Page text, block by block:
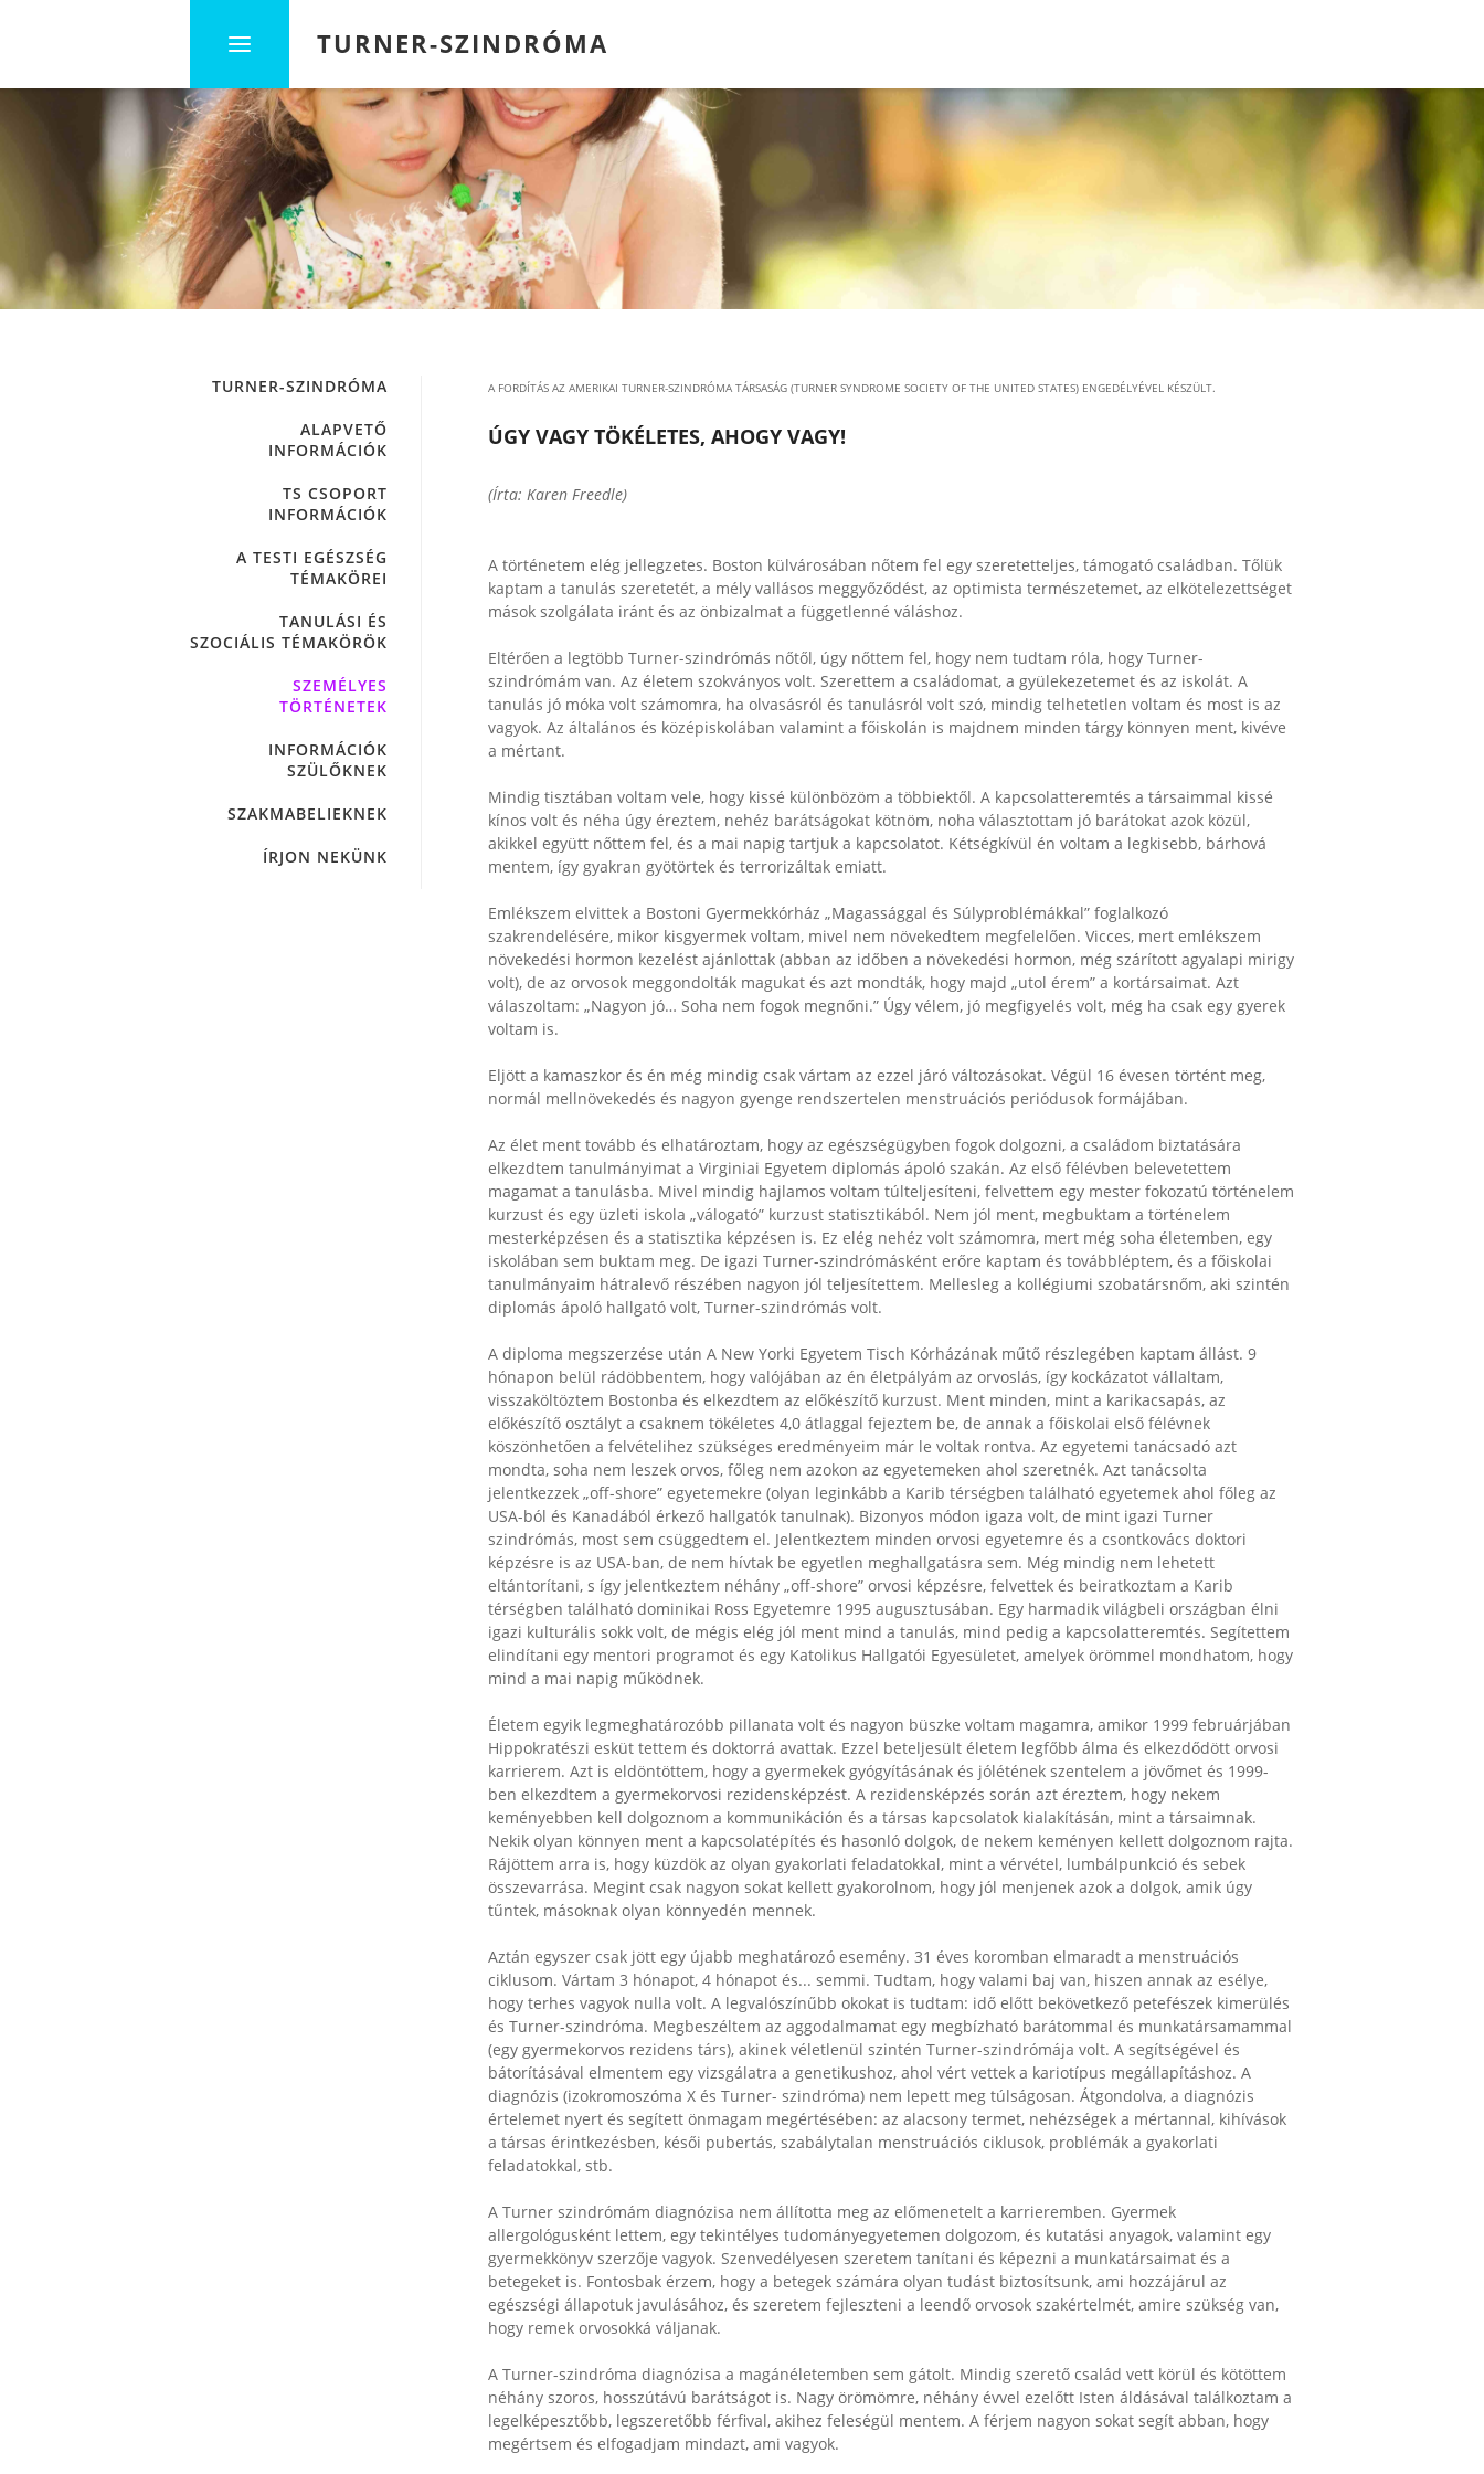
TURNER-SZINDRÓMA
TURNER-SZINDRÓMA
ALAPVETŐ
INFORMÁCIÓK
TS CSOPORT
INFORMÁCIÓK
A TESTI EGÉSZSÉG
TÉMAKÖREI
TANULÁSI ÉS
SZOCIÁLIS TÉMAKÖRÖK
SZEMÉLYES
TÖRTÉNETEK
INFORMÁCIÓK
SZÜLŐKNEK
SZAKMABELIEKNEK
ÍRJON NEKÜNK
A FORDÍTÁS AZ AMERIKAI TURNER-SZINDRÓMA TÁRSASÁG (TURNER SYNDROME SOCIETY OF THE UNITED STATES) ENGEDÉLYÉVEL KÉSZÜLT.
ÚGY VAGY TÖKÉLETES, AHOGY VAGY!
(Írta: Karen Freedle)
A történetem elég jellegzetes. Boston külvárosában nőtem fel egy szeretetteljes, támogató családban. Tőlük
kaptam a tanulás szeretetét, a mély vallásos meggyőződést, az optimista természetemet, az elkötelezettséget
mások szolgálata iránt és az önbizalmat a függetlenné váláshoz.
Eltérően a legtöbb Turner-szindrómás nőtől, úgy nőttem fel, hogy nem tudtam róla, hogy Turner-
szindrómám van. Az életem szokványos volt. Szerettem a családomat, a gyülekezetemet és az iskolát. A
tanulás jó móka volt számomra, ha olvasásról és tanulásról volt szó, mindig telhetetlen voltam és most is az
vagyok. Az általános és középiskolában valamint a főiskolán is majdnem minden tárgy könnyen ment, kivéve
a mértant.
Mindig tisztában voltam vele, hogy kissé különbözöm a többiektől. A kapcsolatteremtés a társaimmal kissé
kínos volt és néha úgy éreztem, nehéz barátságokat kötnöm, noha választottam jó barátokat azok közül,
akikkel együtt nőttem fel, és a mai napig tartjuk a kapcsolatot. Kétségkívül én voltam a legkisebb, bárhová
mentem, így gyakran gyötörtek és terrorizáltak emiatt.
Emlékszem elvittek a Bostoni Gyermekkórház „Magassággal és Súlyproblémákkal” foglalkozó
szakrendelésére, mikor kisgyermek voltam, mivel nem növekedtem megfelelően. Vicces, mert emlékszem
növekedési hormon kezelést ajánlottak (abban az időben a növekedési hormon, még szárított agyalapi mirigy
volt), de az orvosok meggondolták magukat és azt mondták, hogy majd „utol érem” a kortársaimat. Azt
válaszoltam: „Nagyon jó… Soha nem fogok megnőni.” Úgy vélem, jó megfigyelés volt, még ha csak egy gyerek
voltam is.
Eljött a kamaszkor és én még mindig csak vártam az ezzel járó változásokat. Végül 16 évesen történt meg,
normál mellnövekedés és nagyon gyenge rendszertelen menstruációs periódusok formájában.
Az élet ment tovább és elhatároztam, hogy az egészségügyben fogok dolgozni, a családom biztatására
elkezdtem tanulmányimat a Virginiai Egyetem diplomás ápoló szakán. Az első félévben belevetettem
magamat a tanulásba. Mivel mindig hajlamos voltam túlteljesíteni, felvettem egy mester fokozatú történelem
kurzust és egy üzleti iskola „válogató” kurzust statisztikából. Nem jól ment, megbuktam a történelem
mesterképzésen és a statisztika képzésen is. Ez elég nehéz volt számomra, mert még soha életemben, egy
iskolában sem buktam meg. De igazi Turner-szindrómásként erőre kaptam és továbbléptem, és a főiskolai
tanulmányaim hátralevő részében nagyon jól teljesítettem. Mellesleg a kollégiumi szobatársnőm, aki szintén
diplomás ápoló hallgató volt, Turner-szindrómás volt.
A diploma megszerzése után A New Yorki Egyetem Tisch Kórházának műtő részlegében kaptam állást. 9
hónapon belül rádöbbentem, hogy valójában az én életpályám az orvoslás, így kockázatot vállaltam,
visszaköltöztem Bostonba és elkezdtem az előkészítő kurzust. Ment minden, mint a karikacsapás, az
előkészítő osztályt a csaknem tökéletes 4,0 átlaggal fejeztem be, de annak a főiskolai első félévnek
köszönhetően a felvételihez szükséges eredményeim már le voltak rontva. Az egyetemi tanácsadó azt
mondta, soha nem leszek orvos, főleg nem azokon az egyetemeken ahol szeretnék. Azt tanácsolta
jelentkezzek „off-shore” egyetemekre (olyan leginkább a Karib térségben található egyetemek ahol főleg az
USA-ból és Kanadából érkező hallgatók tanulnak). Bizonyos módon igaza volt, de mint igazi Turner
szindrómás, most sem csüggedtem el. Jelentkeztem minden orvosi egyetemre és a csontkovács doktori
képzésre is az USA-ban, de nem hívtak be egyetlen meghallgatásra sem. Még mindig nem lehetett
eltántorítani, s így jelentkeztem néhány „off-shore” orvosi képzésre, felvettek és beiratkoztam a Karib
térségben található dominikai Ross Egyetemre 1995 augusztusában. Egy harmadik világbeli országban élni
igazi kulturális sokk volt, de mégis elég jól ment mind a tanulás, mind pedig a kapcsolatteremtés. Segítettem
elindítani egy mentori programot és egy Katolikus Hallgatói Egyesületet, amelyek örömmel mondhatom, hogy
mind a mai napig működnek.
Életem egyik legmeghatározóbb pillanata volt és nagyon büszke voltam magamra, amikor 1999 februárjában
Hippokratészi esküt tettem és doktorrá avattak. Ezzel beteljesült életem legfőbb álma és elkezdődött orvosi
karrierem. Azt is eldöntöttem, hogy a gyermekek gyógyításának és jólétének szentelem a jövőmet és 1999-
ben elkezdtem a gyermekorvosi rezidensképzést. A rezidensképzés során azt éreztem, hogy nekem
keményebben kell dolgoznom a kommunikáción és a társas kapcsolatok kialakításán, mint a társaimnak.
Nekik olyan könnyen ment a kapcsolatépítés és hasonló dolgok, de nekem keményen kellett dolgoznom rajta.
Rájöttem arra is, hogy küzdök az olyan gyakorlati feladatokkal, mint a vérvétel, lumbálpunkció és sebek
összevarrása. Megint csak nagyon sokat kellett gyakorolnom, hogy jól menjenek azok a dolgok, amik úgy
tűntek, másoknak olyan könnyedén mennek.
Aztán egyszer csak jött egy újabb meghatározó esemény. 31 éves koromban elmaradt a menstruációs
ciklusom. Vártam 3 hónapot, 4 hónapot és... semmi. Tudtam, hogy valami baj van, hiszen annak az esélye,
hogy terhes vagyok nulla volt. A legvalószínűbb okokat is tudtam: idő előtt bekövetkező petefészek kimerülés
és Turner-szindróma. Megbeszéltem az aggodalmamat egy megbízható barátommal és munkatársamammal
(egy gyermekorvos rezidens társ), akinek véletlenül szintén Turner-szindrómája volt. A segítségével és
bátorításával elmentem egy vizsgálatra a genetikushoz, ahol vért vettek a kariotípus megállapításhoz. A
diagnózis (izokromoszóma X és Turner- szindróma) nem lepett meg túlságosan. Átgondolva, a diagnózis
értelemet nyert és segített önmagam megértésében: az alacsony termet, nehézségek a mértannal, kihívások
a társas érintkezésben, késői pubertás, szabálytalan menstruációs ciklusok, problémák a gyakorlati
feladatokkal, stb.
A Turner szindrómám diagnózisa nem állította meg az előmenetelt a karrieremben. Gyermek
allergológusként lettem, egy tekintélyes tudományegyetemen dolgozom, és kutatási anyagok, valamint egy
gyermekkönyv szerzője vagyok. Szenvedélyesen szeretem tanítani és képezni a munkatársaimat és a
betegeket is. Fontosbak érzem, hogy a betegek számára olyan tudást biztosítsunk, ami hozzájárul az
egészségi állapotuk javulásához, és szeretem fejleszteni a leendő orvosok szakértelmét, amire szükség van,
hogy remek orvosokká váljanak.
A Turner-szindróma diagnózisa a magánéletemben sem gátolt. Mindig szerető család vett körül és kötöttem
néhány szoros, hosszútávú barátságot is. Nagy örömömre, néhány évvel ezelőtt Isten áldásával találkoztam a
legelképesztőbb, legszeretőbb férfival, akihez feleségül mentem. A férjem nagyon sokat segít abban, hogy
megértsem és elfogadjam mindazt, ami vagyok.